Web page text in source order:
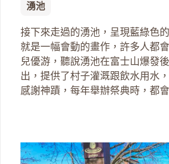
湧池
接下來走過的湧池，呈現藍綠色
就是一幅會動的畫作，許多人都
兒優游，聽說湧池在富士山爆發
出，提供了村子灌溉跟飲水用水
感謝神蹟，每年舉辦祭典時，都